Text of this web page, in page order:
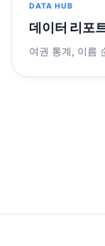
DATA HUB
데이터 리포
여권 통계, 이름